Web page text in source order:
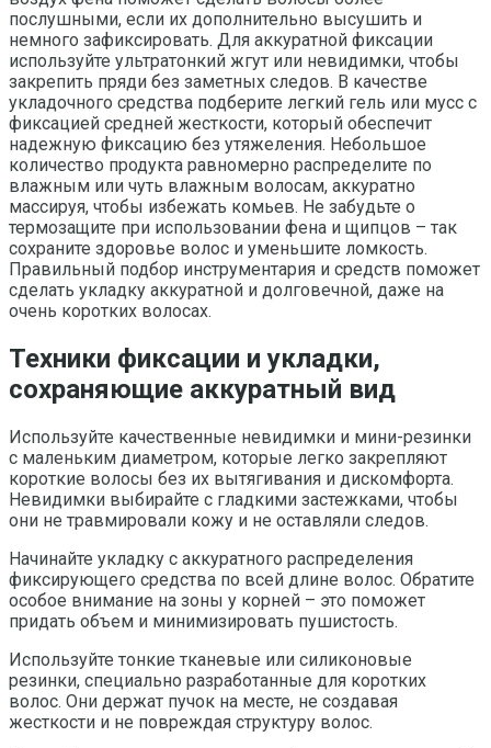
послушными, если их дополнительно высушить и
немного зафиксировать. Для аккуратной фиксации
используйте ультратонкий жгут или невидимки, чтобы
закрепить пряди без заметных следов. В качестве
укладочного средства подберите легкий гель или мусс с
фиксацией средней жесткости, который обеспечит
надежную фиксацию без утяжеления. Небольшое
количество продукта равномерно распределите по
влажным или чуть влажным волосам, аккуратно
массируя, чтобы избежать комьев. Не забудьте о
термозащите при использовании фена и щипцов – так
сохраните здоровье волос и уменьшите ломкость.
Правильный подбор инструментария и средств поможет
сделать укладку аккуратной и долговечной, даже на
очень коротких волосах.
Техники фиксации и укладки,
сохраняющие аккуратный вид
Используйте качественные невидимки и мини-резинки
с маленьким диаметром, которые легко закрепляют
короткие волосы без их вытягивания и дискомфорта.
Невидимки выбирайте с гладкими застежками, чтобы
они не травмировали кожу и не оставляли следов.
Начинайте укладку с аккуратного распределения
фиксирующего средства по всей длине волос. Обратите
особое внимание на зоны у корней – это поможет
придать объем и минимизировать пушистость.
Используйте тонкие тканевые или силиконовые
резинки, специально разработанные для коротких
волос. Они держат пучок на месте, не создавая
жесткости и не повреждая структуру волос.